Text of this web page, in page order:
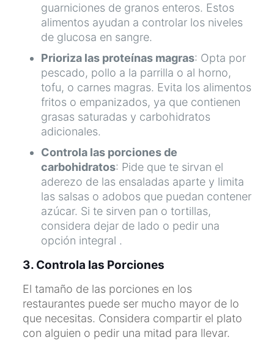
guarniciones de granos enteros. Estos
alimentos ayudan a controlar los niveles
de glucosa en sangre.
Prioriza las proteínas magras: Opta por
pescado, pollo a la parrilla o al horno,
tofu, o carnes magras. Evita los alimentos
fritos o empanizados, ya que contienen
grasas saturadas y carbohidratos
adicionales.
Controla las porciones de
carbohidratos: Pide que te sirvan el
aderezo de las ensaladas aparte y limita
las salsas o adobos que puedan contener
azúcar. Si te sirven pan o tortillas,
considera dejar de lado o pedir una
opción integral .
3. Controla las Porciones
El tamaño de las porciones en los
restaurantes puede ser mucho mayor de lo
que necesitas. Considera compartir el plato
con alguien o pedir una mitad para llevar.